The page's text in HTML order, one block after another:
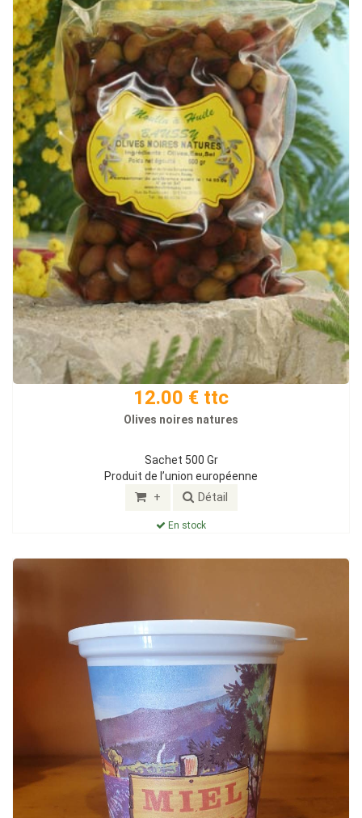
12.00 € ttc
Olives noires natures
Sachet 500 Gr
Produit de l’union européenne
+ Détail
En stock